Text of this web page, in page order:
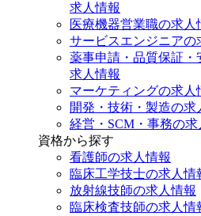
求人情報
医療機器営業職の求人
サービスエンジニアの
薬事申請・品質保証・
求人情報
マーケティングの求人
開発・技術・製造の求
経営・SCM・事務の求
資格から探す
看護師の求人情報
臨床工学技士の求人情
放射線技師の求人情報
臨床検査技師の求人情